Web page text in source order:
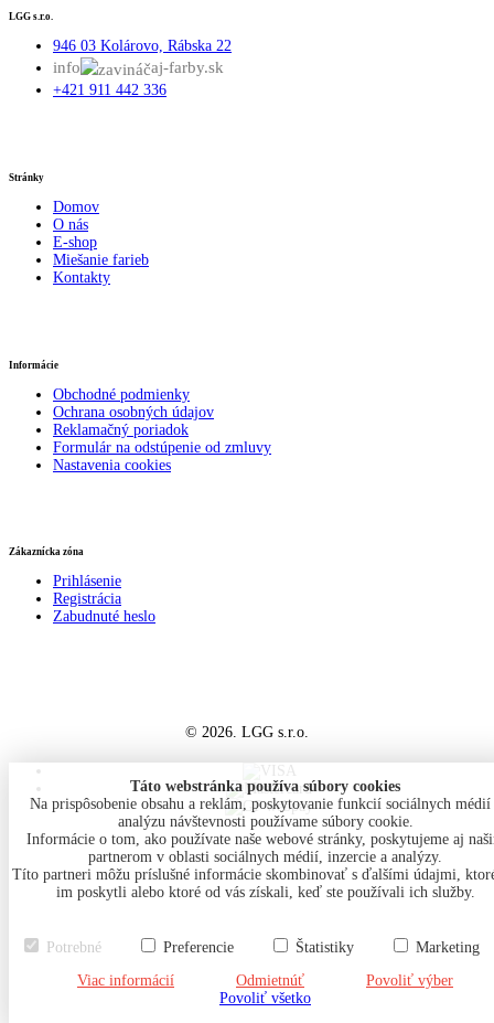
LGG s.r.o.
946 03 Kolárovo, Rábska 22
info aj-farby.sk
+421 911 442 336
Stránky
Domov
O nás
E-shop
Miešanie farieb
Kontakty
Informácie
Obchodné podmienky
Ochrana osobných údajov
Reklamačný poriadok
Formulár na odstúpenie od zmluvy
Nastavenia cookies
Zákaznícka zóna
Prihlásenie
Registrácia
Zabudnuté heslo
© 2026. LGG s.r.o.
Táto webstránka používa súbory cookies
Na prispôsobenie obsahu a reklám, poskytovanie funkcií sociálnych médií
analýzu návštevnosti používame súbory cookie.
Informácie o tom, ako používate naše webové stránky, poskytujeme aj
partnerom v oblasti sociálnych médií, inzercie a analýzy.
Títo partneri môžu príslušné informácie skombinovať s ďalšími údajmi,
im poskytli alebo ktoré od vás získali, keď ste používali ich služby.
Potrebné Preferencie Štatistiky
Marketing
Viac informácií
Odmietnúť
Povoliť výber
Povoliť všetko